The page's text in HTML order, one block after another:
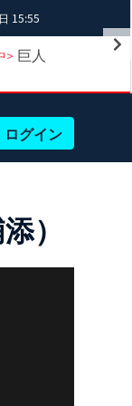
15:55
> 巨人
ログイン
）